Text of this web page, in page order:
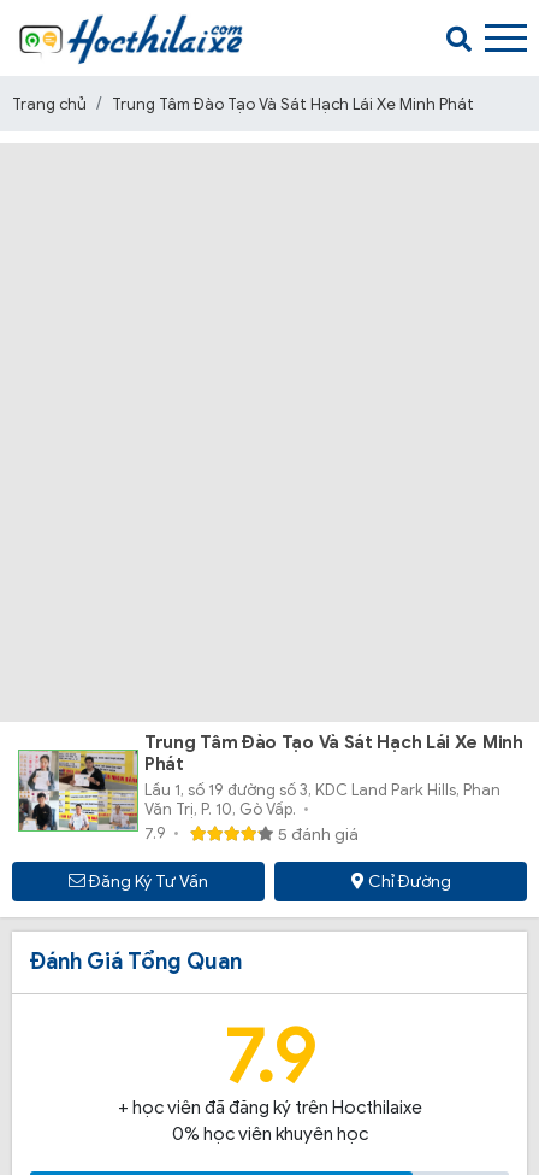
Trang chủ Trung Tâm Đào Tạo Và Sát Hạch Lái Xe Minh Phát
Trung Tâm Đào Tạo Và Sát Hạch Lái Xe Minh
Phát
Lầu 1, số 19 đường số 3, KDC Land Park Hills, Phan
Văn Trị, P. 10, Gò Vấp.
7.9
5 đánh giá
Đăng Ký Tư Vấn Chỉ Đường
Đánh Giá Tổng Quan
7.9
+ học viên đã đăng ký trên Hocthilaixe
0% học viên khuyên học